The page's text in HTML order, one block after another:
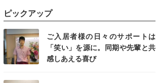
ピックアップ
ご入居者様の日々のサポートは
「笑い」を源に。同期や先輩と共
感しあえる喜び